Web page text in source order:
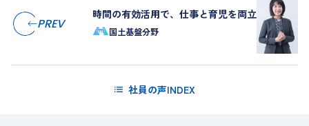
PREV
時間の有効活用で、仕事と育児を両立
国土基盤分野
社員の声INDEX